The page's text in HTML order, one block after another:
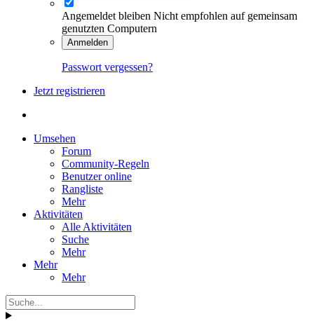
Angemeldet bleiben Nicht empfohlen auf gemeinsam
genutzten Computern
Anmelden
Passwort vergessen?
Jetzt registrieren
Umsehen
Forum
Community-Regeln
Benutzer online
Rangliste
Mehr
Aktivitäten
Alle Aktivitäten
Suche
Mehr
Mehr
Mehr